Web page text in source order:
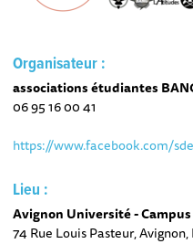
Organisateur :
associations étudiantes
06 95 16 00 41
https://www.facebook.com/
Lieu :
Avignon Université -
74 Rue Louis Pasteur,